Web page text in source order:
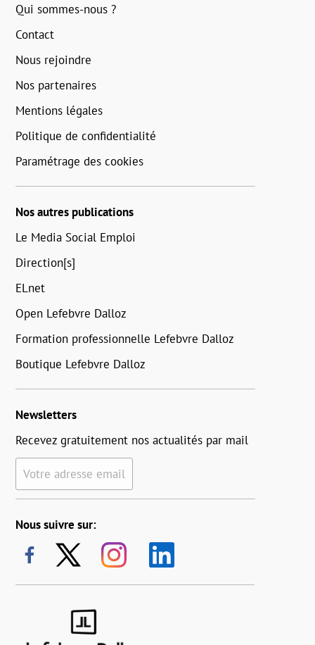
Qui sommes-nous ?
Contact
Nous rejoindre
Nos partenaires
Mentions légales
Politique de confidentialité
Paramétrage des cookies
Nos autres publications
Le Media Social Emploi
Direction[s]
ELnet
Open Lefebvre Dalloz
Formation professionnelle Lefebvre Dalloz
Boutique Lefebvre Dalloz
Newsletters
Recevez gratuitement nos actualités par mail
Votre adresse email
Nous suivre sur: